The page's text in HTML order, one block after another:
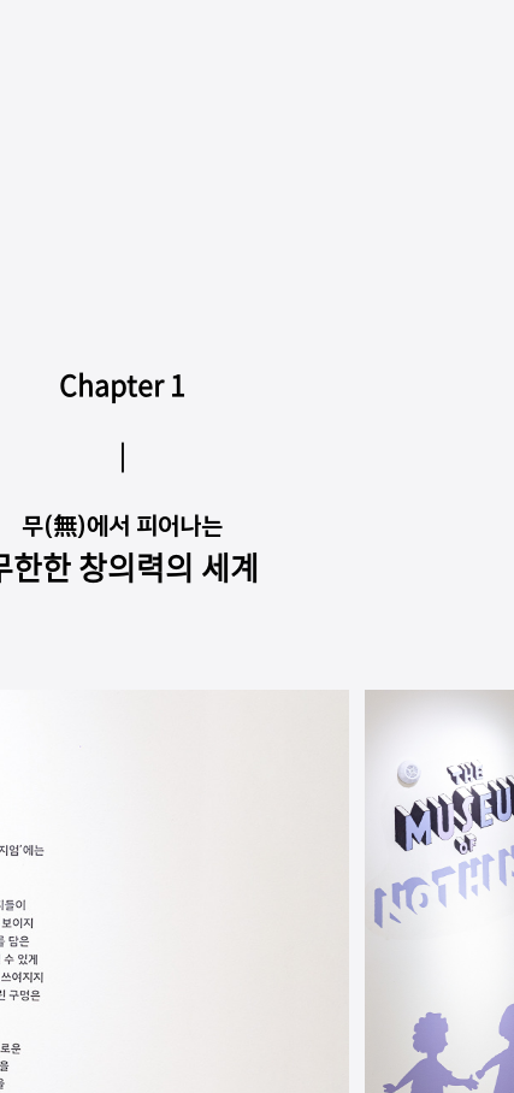
Chapter 1
｜
무(無)에서 피어나는
한한 창의력의 세계